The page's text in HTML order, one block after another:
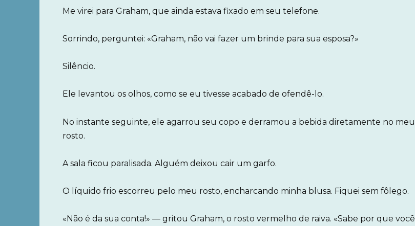
Me virei para Graham, que ainda estava fixado em seu telefone.
Sorrindo, perguntei: «Graham, não vai fazer um brinde para sua esposa?»
Silêncio.
Ele levantou os olhos, como se eu tivesse acabado de ofendê-lo.
No instante seguinte, ele agarrou seu copo e derramou a bebida diretamente no meu
rosto.
A sala ficou paralisada. Alguém deixou cair um garfo.
O líquido frio escorreu pelo meu rosto, encharcando minha blusa. Fiquei sem fôlego.
«Não é da sua conta!» — gritou Graham, o rosto vermelho de raiva. «Sabe por que você